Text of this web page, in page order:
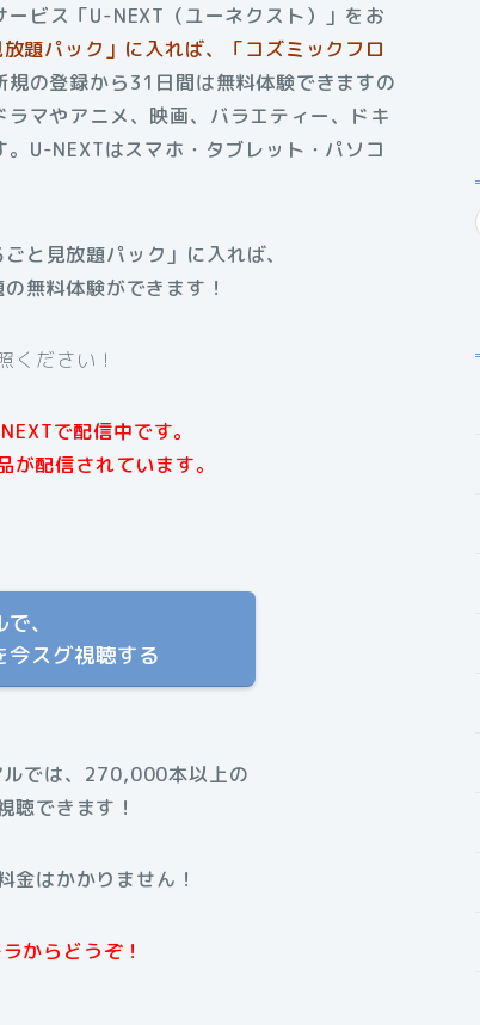
ビス「U-NEXT（ユーネクスト）」をお
題パック」に入れば、「コズミックフロ
規の登録から31日間は無料体験できますの
マやアニメ、映画、バラエティー、ドキ
U-NEXTはスマホ・タブレット・パソコ
と見放題パック」に入れば、
無料体験ができます！
ください！
で配信中です。
配信されています。
、
今スグ視聴する
では、270,000本以上の
聴できます！
金はかかりません！
からどうぞ！